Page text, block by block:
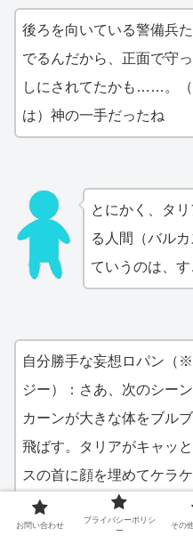
後ろを向いている警備兵
でるんだから、正面で守
しにされてたかも……。
は）神の一手だったね
とにかく、タ
る人間（バル
ていうのは、
自分勝手な妄想ロパン（
ジー）：さあ、次のシーン
カーンが大きな体をブル
飛ばす。タリアがキャッ
スの首に顔を埋めてケラ
たように立ち尽くしてい
下を見下ろすと、びしょ
お問い合わせ
プライバシーポリシ
ー
その